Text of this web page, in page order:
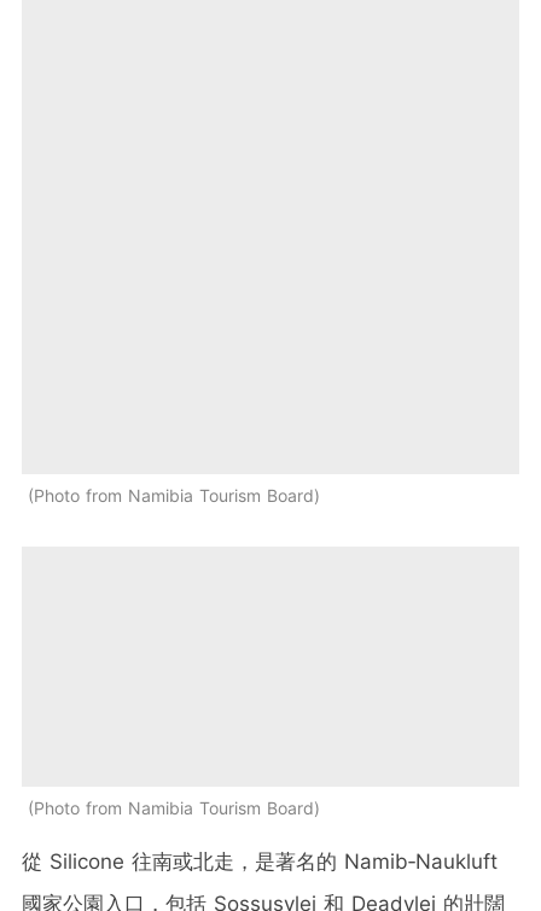
Photo from Namibia Tourism Board
Photo from Namibia Tourism Board
從 Silicone 往南或北走，是著名的 Namib‑Naukluft
國家公園入口，包括 Sossusvlei 和 Deadvlei 的壯闊